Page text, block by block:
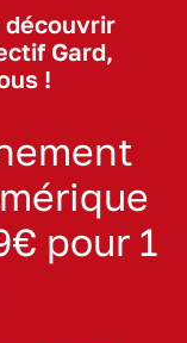
découvrir
Gard,
!
pour 1